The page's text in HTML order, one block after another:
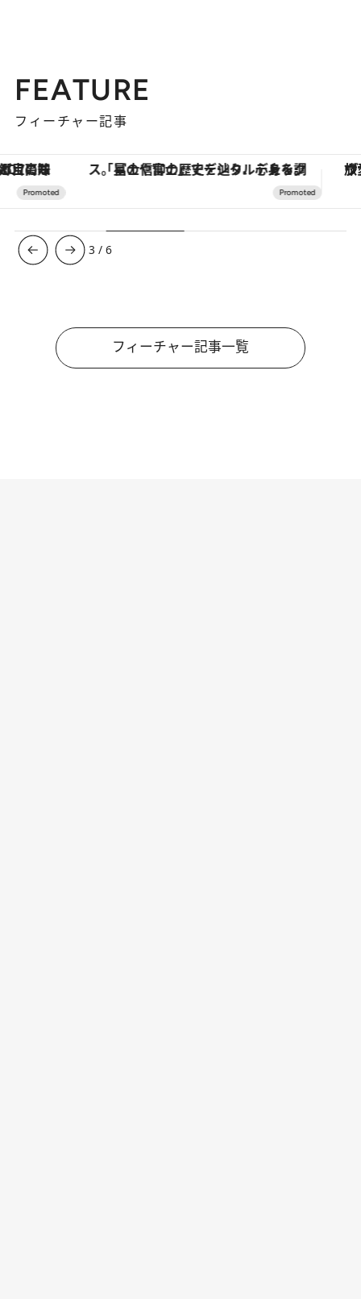
FEATURE
フィーチャー記事
「星のや富士」でデジタルデトックス。冨士信仰の歴史を辿り、心身を調える。 ヴァシュロン・コンス
3 /6
フィーチャー記事一覧